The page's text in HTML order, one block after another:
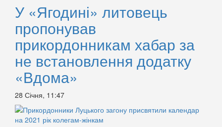
У «Ягодині» литовець
пропонував
прикордонникам хабар за
не встановлення додатку
«Вдома»
28 Січня, 11:47